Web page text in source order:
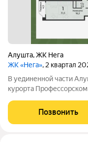
Алушта,ЖК Нега
ЖК «Нега», 2 квартал
В уединенной части
курорта Профессорском уголке, продается квартира
3 этаже, в
федерального
Позвонить